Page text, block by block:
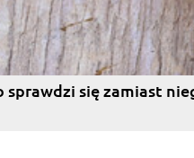
sprawdzi się zamiast